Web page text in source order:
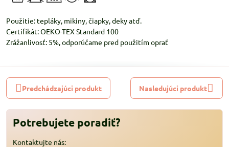
Použitie: tepláky, mikiny, čiapky, deky atď.
Certifikát: OEKO-TEX Standard 100
Zrážanlivosť: 5%, odporúčame pred použitím oprať
Predchádzajúci produkt Nasledujúci produkt
Potrebujete poradiť?
Kontaktujte nás: